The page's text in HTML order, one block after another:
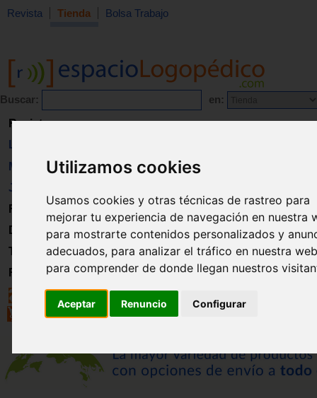
Utilizamos cookies
Usamos cookies y otras técnicas de rastreo para
mejorar tu experiencia de navegación en nuestra
para mostrarte contenidos personalizados y
adecuados, para analizar el tráfico en nuestra
para comprender de donde llegan nuestros
Aceptar Renuncio Configurar
Revista Tienda Bolsa Trabajo
Buscar: en:
Revista
Libros
Material
Juguetes
Formación
Directorio
Trabajo
Registro